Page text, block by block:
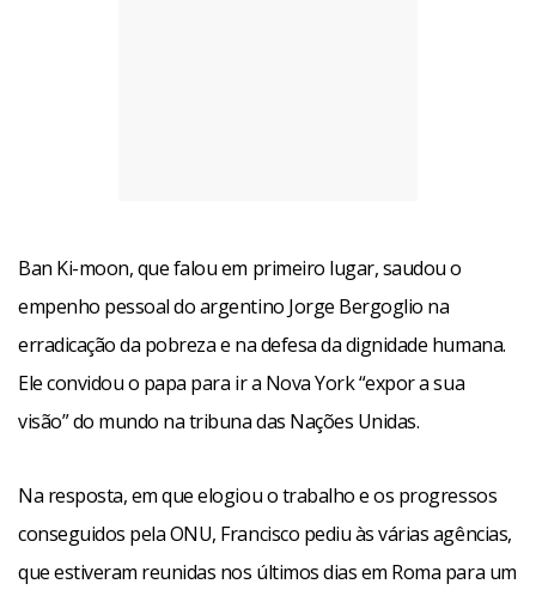
Ban Ki-moon, que falou em primeiro lugar, saudou o
empenho pessoal do argentino Jorge Bergoglio na
erradicação da pobreza e na defesa da dignidade humana.
Ele convidou o papa para ir a Nova York “expor a sua
visão” do mundo na tribuna das Nações Unidas.
Na resposta, em que elogiou o trabalho e os progressos
conseguidos pela ONU, Francisco pediu às várias agências,
que estiveram reunidas nos últimos dias em Roma para um